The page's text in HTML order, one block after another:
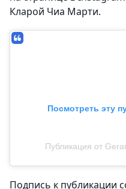
Кларой Чиа Марти.
Посмотреть эту
Публикация от
Подпись к публикации